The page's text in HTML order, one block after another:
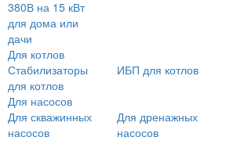
380В на 15 кВт
для дома или
дачи
Для котлов
Стабилизаторы
для котлов
ИБП для котлов
Для насосов
Для скважинных
насосов
Для дренажных
насосов